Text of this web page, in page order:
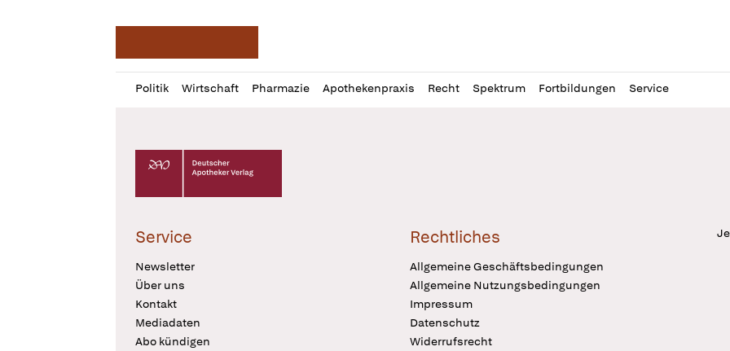
Politik Wirtschaft Pharmazie Apothekenpraxis Recht Spektrum Fortbildungen Service
Profil
öffnen
Daz
Pur
Deutscher Apotheker Verlag Logo
Service
Newsletter
Über uns
Kontakt
Mediadaten
Abo kündigen
Rechtliches
Allgemeine Geschäftsbedingungen
Allgemeine Nutzungsbedingungen
Impressum
Datenschutz
Widerrufsrecht